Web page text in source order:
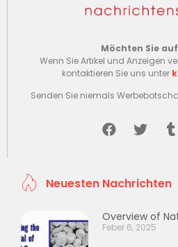
Möchten Sie
Wenn Sie Artikel und Anzeigen
kontaktieren Sie uns unter
Senden Sie niemals
Neuesten Nachrichten
Overview of
Feber 6, 2025